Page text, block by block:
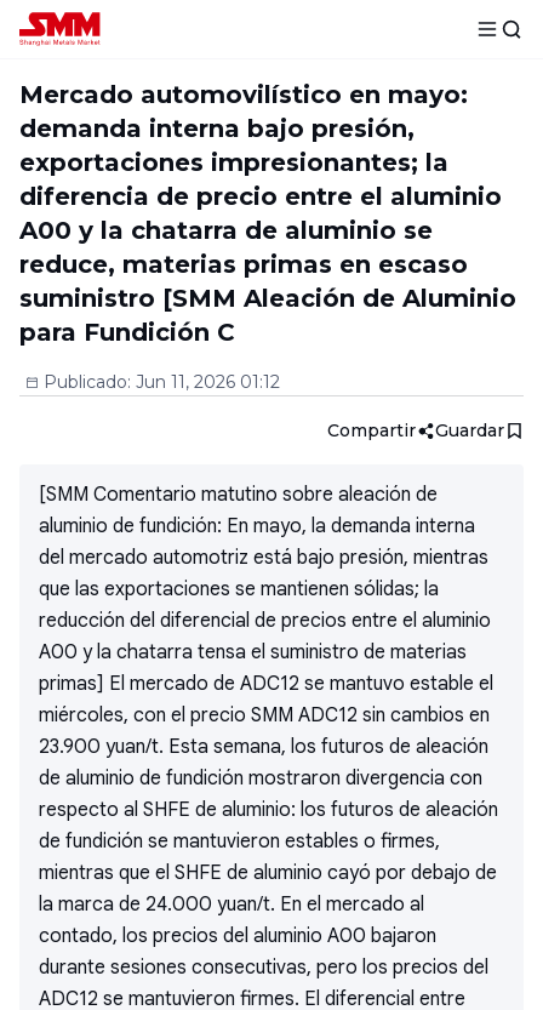
Mercado automovilístico en mayo:
demanda interna bajo presión,
exportaciones impresionantes; la
diferencia de precio entre el aluminio
A00 y la chatarra de aluminio se
reduce, materias primas en escaso
suministro [SMM Aleación de Aluminio
para Fundición C
Publicado: Jun 11, 2026 01:12
Compartir Guardar
[SMM Comentario matutino sobre aleación de
aluminio de fundición: En mayo, la demanda interna
del mercado automotriz está bajo presión, mientras
que las exportaciones se mantienen sólidas; la
reducción del diferencial de precios entre el aluminio
A00 y la chatarra tensa el suministro de materias
primas] El mercado de ADC12 se mantuvo estable el
miércoles, con el precio SMM ADC12 sin cambios en
23.900 yuan/t. Esta semana, los futuros de aleación
de aluminio de fundición mostraron divergencia con
respecto al SHFE de aluminio: los futuros de aleación
de fundición se mantuvieron estables o firmes,
mientras que el SHFE de aluminio cayó por debajo de
la marca de 24.000 yuan/t. En el mercado al
contado, los precios del aluminio A00 bajaron
durante sesiones consecutivas, pero los precios del
ADC12 se mantuvieron firmes. El diferencial entre